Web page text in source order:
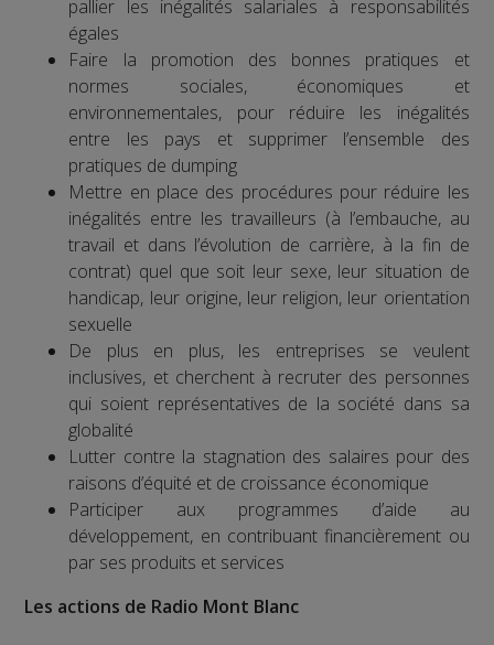
pallier les inégalités salariales à responsabilités
égales
Faire la promotion des bonnes pratiques et
normes sociales, économiques et
environnementales, pour réduire les inégalités
entre les pays et supprimer l’ensemble des
pratiques de dumping
Mettre en place des procédures pour réduire les
inégalités entre les travailleurs (à l’embauche, au
travail et dans l’évolution de carrière, à la fin de
contrat) quel que soit leur sexe, leur situation de
handicap, leur origine, leur religion, leur orientation
sexuelle
De plus en plus, les entreprises se veulent
inclusives, et cherchent à recruter des personnes
qui soient représentatives de la société dans sa
globalité
Lutter contre la stagnation des salaires pour des
raisons d’équité et de croissance économique
Participer aux programmes d’aide au
développement, en contribuant financièrement ou
par ses produits et services
Les actions de Radio Mont Blanc